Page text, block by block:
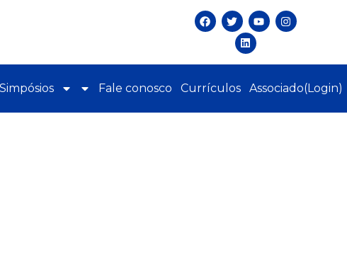
Simpósios Fale conosco Currículos Associado(Login)